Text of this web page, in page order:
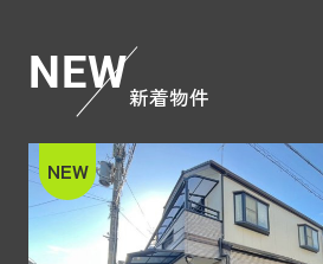
NEW新着物件
NEW